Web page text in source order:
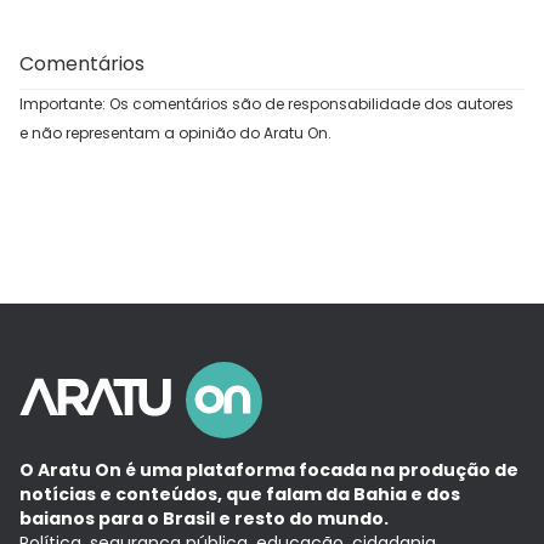
Comentários
Importante: Os comentários são de responsabilidade dos autores
e não representam a opinião do Aratu On.
O Aratu On é uma plataforma focada na produção de
notícias e conteúdos, que falam da Bahia e dos
baianos para o Brasil e resto do mundo.